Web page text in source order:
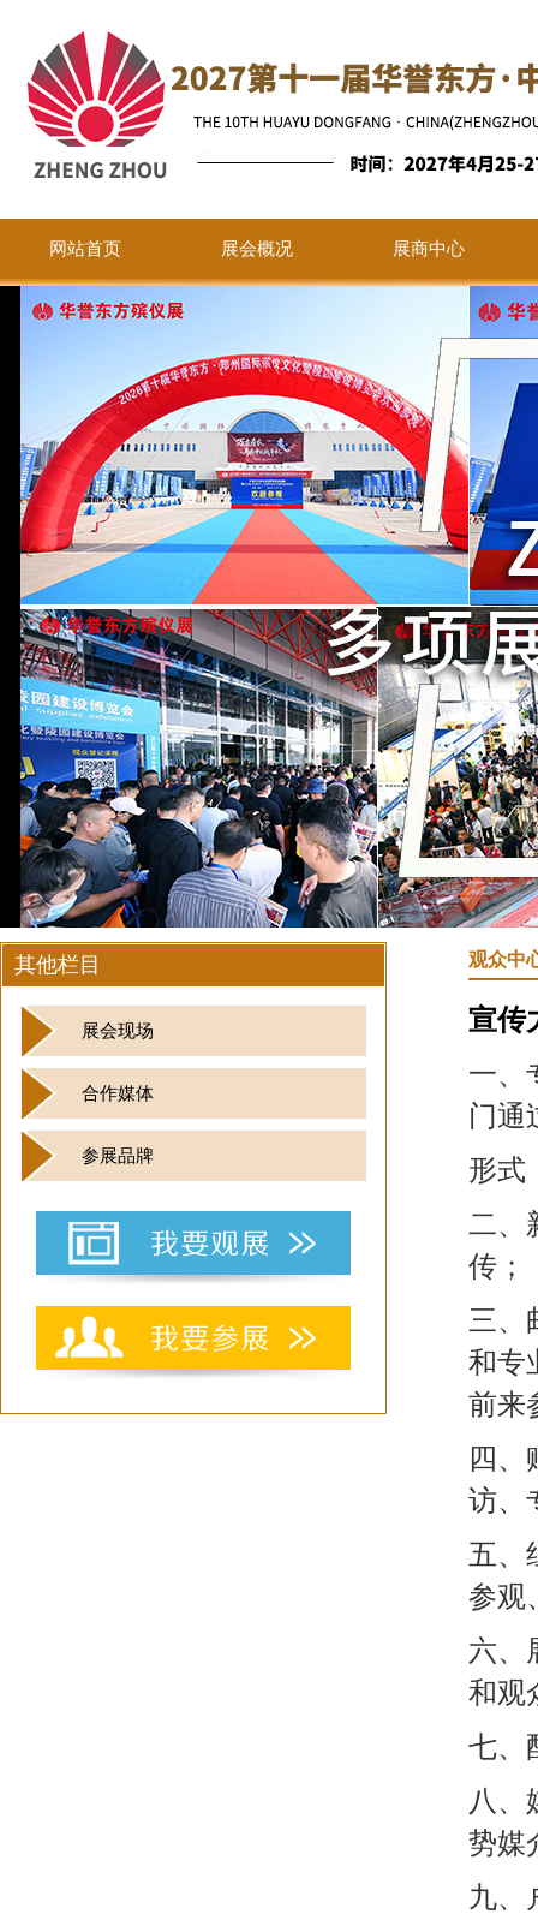
网站首页 展会概况 展商中心
其他栏目
展会现场
合作媒体
参展品牌
观众中
宣传
一、
门通
形式
二、
传；
三、
和专
前来
四、
访、
五、
参观
六、
和观
七、
八、
势媒
九、